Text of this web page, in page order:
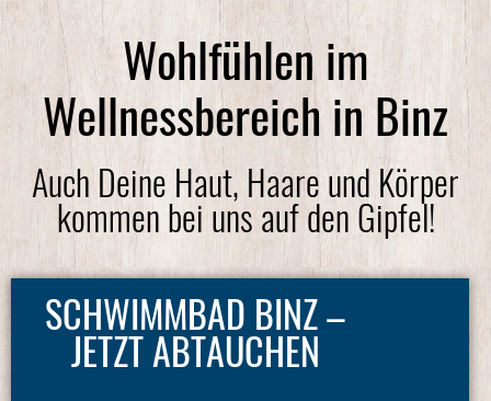
Wohlfühlen im
Wellnessbereich in Binz
Auch Deine Haut, Haare und Körper
kommen bei uns auf den Gipfel!
SCHWIMMBAD BINZ –
JETZT ABTAUCHEN